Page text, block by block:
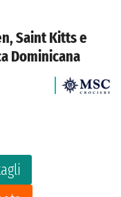
Saint Kitts e
Dominicana